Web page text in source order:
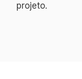
projeto.